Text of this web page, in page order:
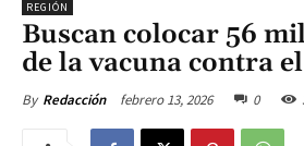
REGIÓN
Buscan colocar 56
de la vacuna contra
By Redacción febrero 13, 2026 0